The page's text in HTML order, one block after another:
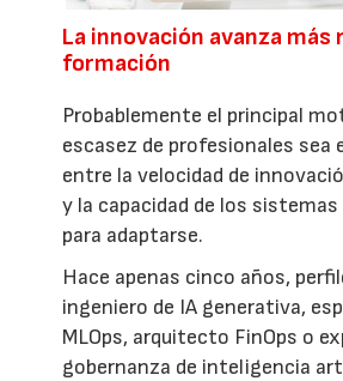
La innovación avanza más
formación
Probablemente el principal
escasez de profesionales sea
entre la velocidad de
y la capacidad de los
para adaptarse.
Hace apenas cinco años,
ingeniero de IA generativa,
MLOps, arquitecto FinOps o
gobernanza de inteligencia